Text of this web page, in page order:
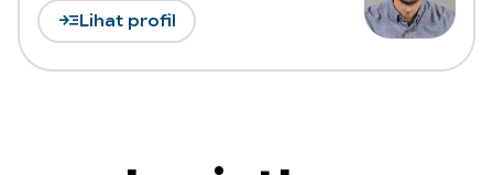
read_moreLihat profil